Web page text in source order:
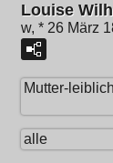
Louise
w, * 26 März
Mutter-leiblich
alle